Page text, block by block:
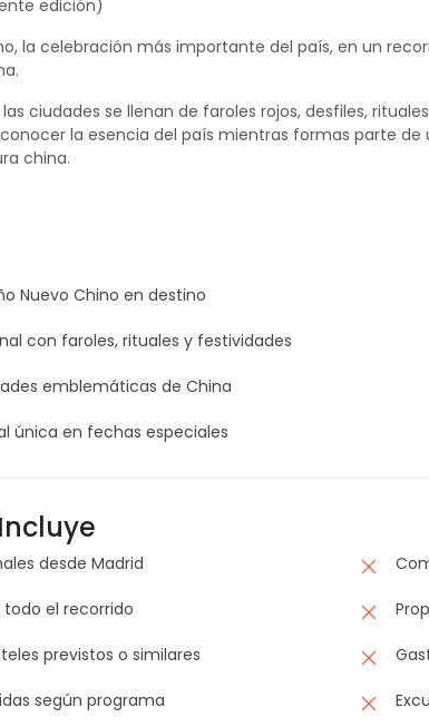
edición)
la celebración más importante del país, en un
ciudades se llenan de faroles rojos, desfiles,
la esencia del país mientras formas parte
china.
Nuevo Chino en destino
con faroles, rituales y festividades
emblemáticas de China
única en fechas especiales
desde Madrid
el recorrido
previstos o similares
según programa